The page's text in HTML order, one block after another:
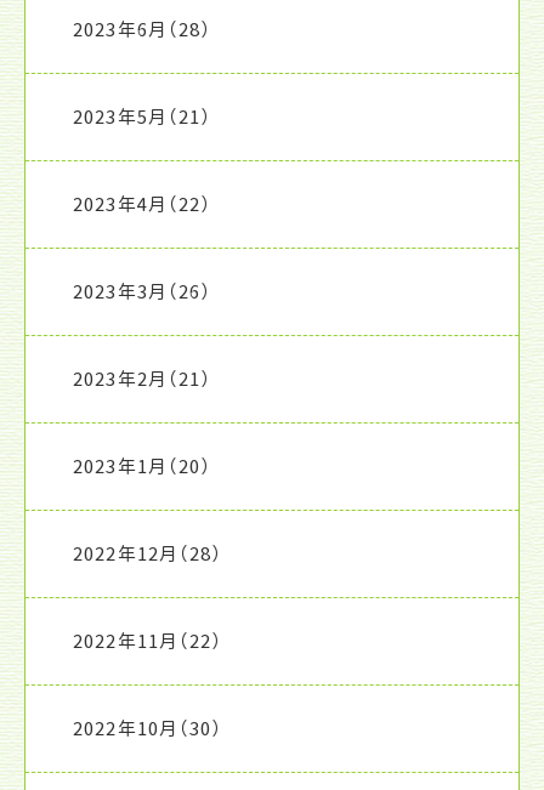
2023年6月 （28）
2023年5月 （21）
2023年4月 （22）
2023年3月 （26）
2023年2月 （21）
2023年1月 （20）
2022年12月 （28）
2022年11月 （22）
2022年10月 （30）